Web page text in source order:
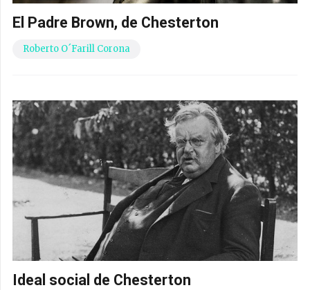
El Padre Brown, de Chesterton
Roberto O´Farill Corona
Ideal social de Chesterton